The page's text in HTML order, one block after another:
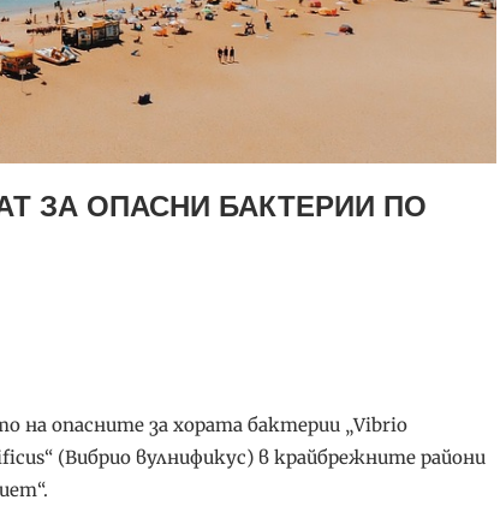
ЗА ОПАСНИ БАКТЕРИИ ПО
на опасните за хората бактерии „Vibrio
(Вибрио вулнификус) в крайбрежните райони